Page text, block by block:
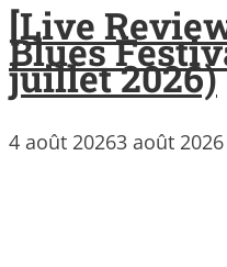
[Live
Blues
juillet 2026)
4 août 20263 août 2026